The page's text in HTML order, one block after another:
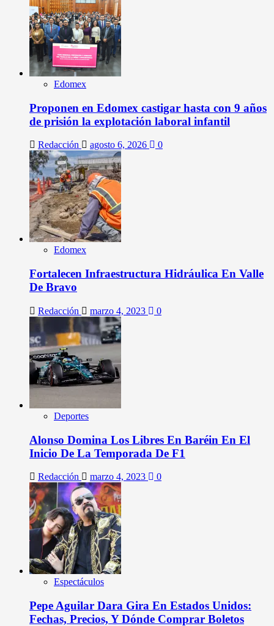
Edomex
Proponen en Edomex castigar hasta con 9 años
de prisión la explotación laboral infantil
Redacción agosto 6, 2026 0
Edomex
Fortalecen Infraestructura Hidráulica En Valle
De Bravo
Redacción marzo 4, 2023 0
Deportes
Alonso Domina Los Libres En Baréin En El
Inicio De La Temporada De F1
Redacción marzo 4, 2023 0
Espectáculos
Pepe Aguilar Dara Gira En Estados Unidos:
Fechas, Precios, Y Dónde Comprar Boletos